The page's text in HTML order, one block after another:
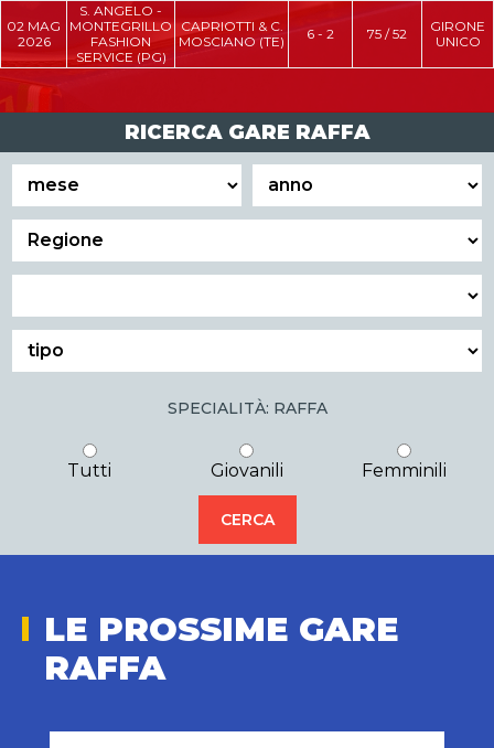
02 MAG
2026
S. ANGELO -
MONTEGRILLO
FASHION
SERVICE (PG)
CAPRIOTTI & C.
MOSCIANO (TE)
6 - 2 75 / 52
GIRONE
UNICO
RICERCA GARE RAFFA
SPECIALITÀ: RAFFA
Tutti Giovanili Femminili
LE PROSSIME GARE
RAFFA